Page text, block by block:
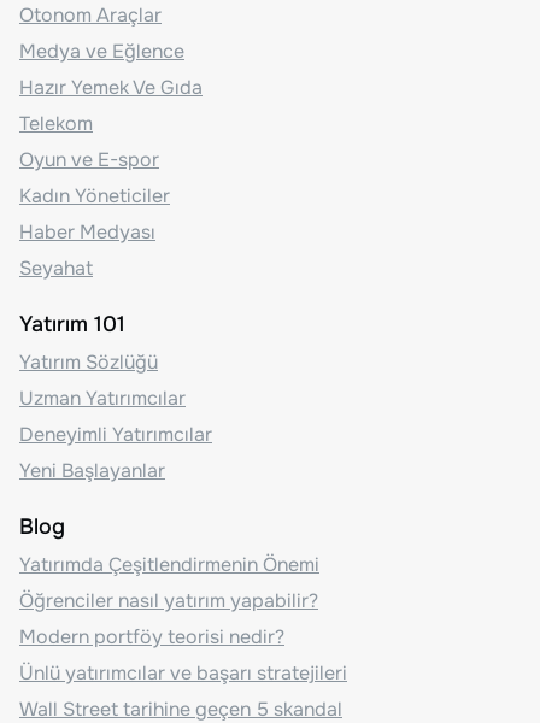
Otonom Araçlar
Medya ve Eğlence
Hazır Yemek Ve Gıda
Telekom
Oyun ve E-spor
Kadın Yöneticiler
Haber Medyası
Seyahat
Yatırım 101
Yatırım Sözlüğü
Uzman Yatırımcılar
Deneyimli Yatırımcılar
Yeni Başlayanlar
Blog
Yatırımda Çeşitlendirmenin Önemi
Öğrenciler nasıl yatırım yapabilir?
Modern portföy teorisi nedir?
Ünlü yatırımcılar ve başarı stratejileri
Wall Street tarihine geçen 5 skandal